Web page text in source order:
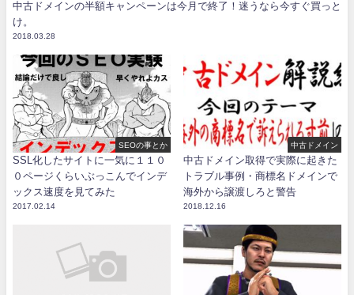
中古ドメインの半額キャンペーンは今月で終了！迷うなら今すぐ買っと
け。
2018.03.28
SEOの事とか
SSL化したサイトに一気に１１０
０ページくらいぶっこんでインデ
ックス速度を見てみた
2017.02.14
中古ドメイン
中古ドメイン取得で実際に起きた
トラブル事例・商標名ドメインで
海外から譲渡しろと警告
2018.12.16